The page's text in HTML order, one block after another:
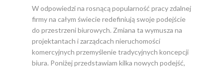
W odpowiedzi na rosnącą popularność pracy zdalnej
firmy na całym świecie redefiniują swoje podejście
do przestrzeni biurowych. Zmiana ta wymusza na
projektantach i zarządcach nieruchomości
komercyjnych przemyślenie tradycyjnych koncepcji
biura. Poniżej przedstawiam kilka nowych podejść,